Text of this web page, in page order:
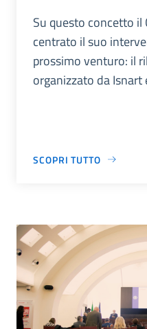
Su questo concetto
centrato il suo
prossimo venturo: il
organizzato da
SCOPRI TUTTO